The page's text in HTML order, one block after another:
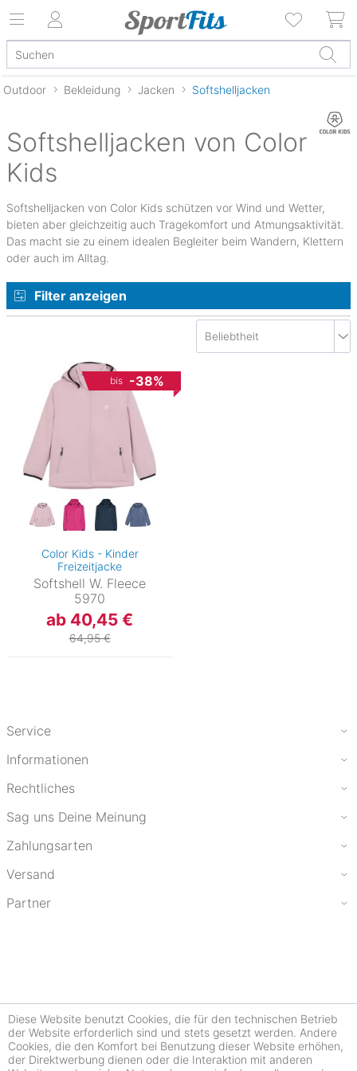
Outdoor Bekleidung Jacken Softshelljacken
Softshelljacken von Color
Kids
Softshelljacken von Color Kids schützen vor Wind und Wetter,
bieten aber gleichzeitig auch Tragekomfort und Atmungsaktivität.
Das macht sie zu einem idealen Begleiter beim Wandern, Klettern
oder auch im Alltag.
Filter anzeigen
bis -38%
Color Kids - Kinder
Freizeitjacke
Softshell W. Fleece
5970
ab 40,45 €
64,95 €
Service
Informationen
Rechtliches
Sag uns Deine Meinung
Zahlungsarten
Versand
Partner
Diese Website benutzt Cookies, die für den technischen Betrieb
der Website erforderlich sind und stets gesetzt werden. Andere
Cookies, die den Komfort bei Benutzung dieser Website erhöhen,
der Direktwerbung dienen oder die Interaktion mit anderen